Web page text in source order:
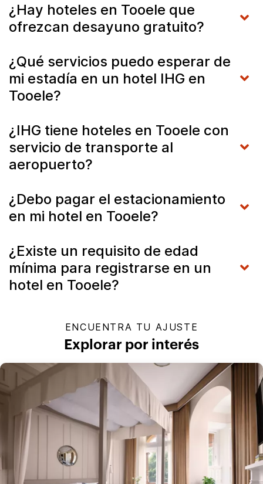
¿Hay hoteles en Tooele que
ofrezcan desayuno gratuito?
¿Qué servicios puedo esperar de
mi estadía en un hotel IHG en
Tooele?
¿IHG tiene hoteles en Tooele con
servicio de transporte al
aeropuerto?
¿Debo pagar el estacionamiento
en mi hotel en Tooele?
¿Existe un requisito de edad
mínima para registrarse en un
hotel en Tooele?
ENCUENTRA TU AJUSTE
Explorar por interés